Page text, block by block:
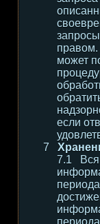
правом.
может
если